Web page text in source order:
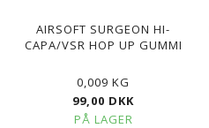
AIRSOFT SURGEON HI-
CAPA/VSR HOP UP GUMMI
0,009 KG
99,00 DKK
PÅ LAGER